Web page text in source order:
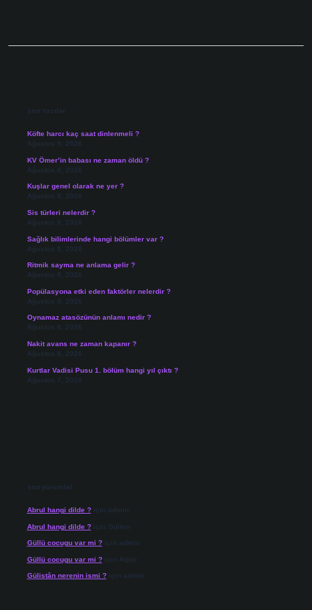
Son Yazılar
Köfte harcı kaç saat dinlenmeli ?
Ağustos 9, 2026
KV Ömer’in babası ne zaman öldü ?
Ağustos 8, 2026
Kuşlar genel olarak ne yer ?
Ağustos 8, 2026
Sis türleri nelerdir ?
Ağustos 8, 2026
Sağlık bilimlerinde hangi bölümler var ?
Ağustos 8, 2026
Ritmik sayma ne anlama gelir ?
Ağustos 8, 2026
Popülasyona etki eden faktörler nelerdir ?
Ağustos 8, 2026
Oynamaz atasözünün anlamı nedir ?
Ağustos 8, 2026
Nakit avans ne zaman kapanır ?
Ağustos 8, 2026
Kurtlar Vadisi Pusu 1. bölüm hangi yıl çıktı ?
Ağustos 7, 2026
Son yorumlar
Abrul hangi dilde ?için admin
Abrul hangi dilde ?için Gülten
Güllü cocugu var mi ?için admin
Güllü cocugu var mi ?için Alper
Gülistân nerenin ismi ?için admin